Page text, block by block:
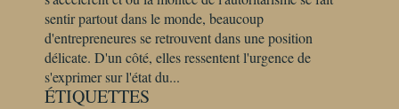
sentir partout dans le monde, beaucoup
d'entrepreneures se retrouvent dans une position
délicate. D'un côté, elles ressentent l'urgence de
s'exprimer sur l'état du...
ÉTIQUETTES